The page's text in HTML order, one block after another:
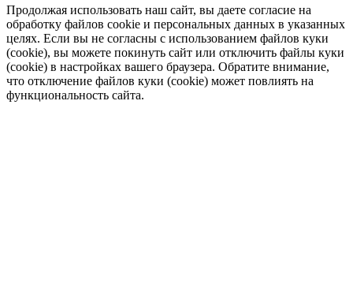
Продолжая использовать наш сайт, вы даете согласие на
обработку файлов cookie и персональных данных в указанных
целях. Если вы не согласны с использованием файлов куки
(cookie), вы можете покинуть сайт или отключить файлы куки
(cookie) в настройках вашего браузера. Обратите внимание,
что отключение файлов куки (cookie) может повлиять на
функциональность сайта.